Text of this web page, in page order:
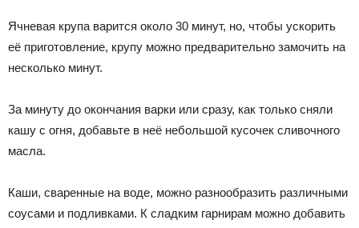
Ячневая крупа варится около 30 минут, но, чтобы ускорить
её приготовление, крупу можно предварительно замочить на
несколько минут.
За минуту до окончания варки или сразу, как только сняли
кашу с огня, добавьте в неё небольшой кусочек сливочного
масла.
Каши, сваренные на воде, можно разнообразить различными
соусами и подливками. К сладким гарнирам можно добавить